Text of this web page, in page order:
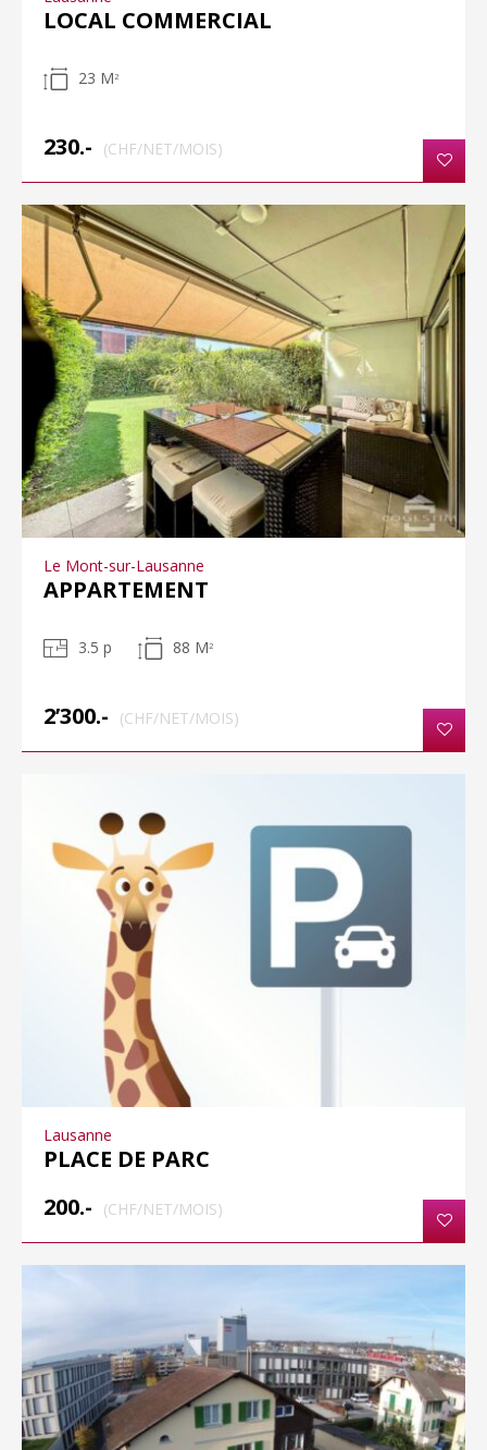
LOCAL COMMERCIAL
23 M 2
230.- (CHF/NET/MOIS)
Le Mont-sur-Lausanne
APPARTEMENT
3.5 p 88 M 2
2’300.- (CHF/NET/MOIS)
Lausanne
PLACE DE PARC
200.-
(CHF/NET/MOIS)